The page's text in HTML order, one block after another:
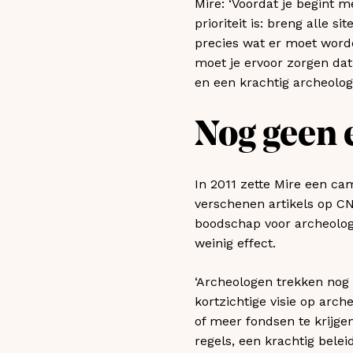
Mire: ‘Voordat je begint
prioriteit is: breng alle
precies wat er moet
moet je ervoor zorgen
en een krachtig
Nog
In 2011 zette Mire een
verschenen artikels op
boodschap voor
weinig effect.
‘Archeologen trekken
kortzichtige visie op
of meer fondsen te
regels, een krachtig